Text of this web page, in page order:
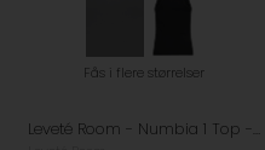
Fås i flere størrelser
Leveté Room - Numbia 1 Top - Black